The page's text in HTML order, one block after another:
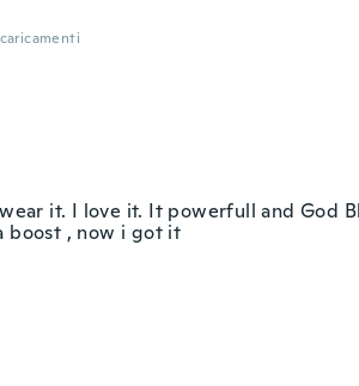
caricamenti
it. I love it. It powerfull and God
boost , now i got it